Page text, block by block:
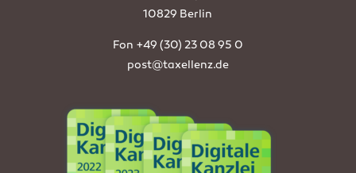
10829 Berlin
Fon +49 (30) 23 08 95 0
post@taxellenz.de